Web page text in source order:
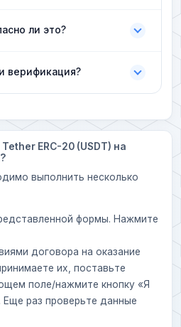
ли это?
верификация?
ERC-20 (USDT) на
выполнить несколько
формы. Нажмите
договора на оказание
их, поставьте
поле/нажмите кнопку «Я
раз проверьте данные